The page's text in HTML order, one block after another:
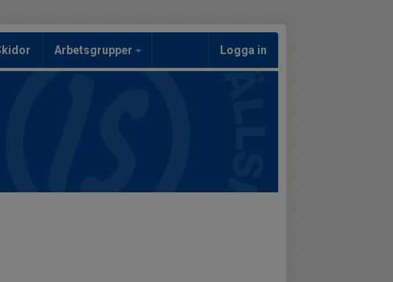
Arbetsgrupper Logga in